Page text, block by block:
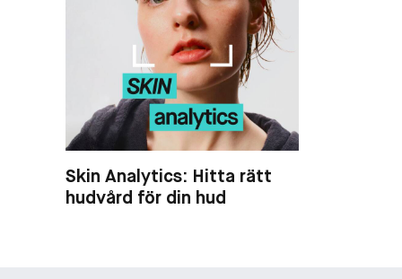
Skin Analytics: Hitta rätt
hudvård för din hud